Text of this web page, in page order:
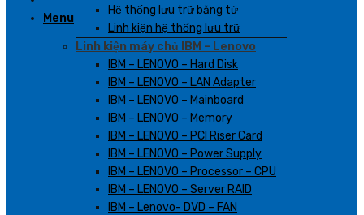
Menu
Hệ thống lưu trữ băng từ
Linh kiện hệ thống lưu trữ
Linh kiện máy chủ IBM – Lenovo
IBM – LENOVO – Hard Disk
IBM – LENOVO – LAN Adapter
IBM – LENOVO – Mainboard
IBM – LENOVO – Memory
IBM – LENOVO – PCI Riser Card
IBM – LENOVO – Power Supply
IBM – LENOVO – Processor – CPU
IBM – LENOVO – Server RAID
IBM – Lenovo- DVD – FAN